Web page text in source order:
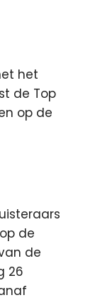
het
de Top
op de
de
de
26